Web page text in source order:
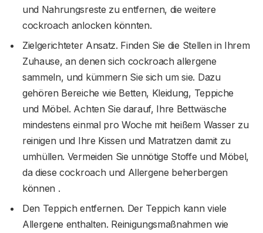
und Nahrungsreste zu entfernen, die weitere
cockroach anlocken könnten.
Zielgerichteter Ansatz. Finden Sie die Stellen in Ihrem
Zuhause, an denen sich cockroach allergene
sammeln, und kümmern Sie sich um sie. Dazu
gehören Bereiche wie Betten, Kleidung, Teppiche
und Möbel. Achten Sie darauf, Ihre Bettwäsche
mindestens einmal pro Woche mit heißem Wasser zu
reinigen und Ihre Kissen und Matratzen damit zu
umhüllen. Vermeiden Sie unnötige Stoffe und Möbel,
da diese cockroach und Allergene beherbergen
können .
Den Teppich entfernen. Der Teppich kann viele
Allergene enthalten. Reinigungsmaßnahmen wie